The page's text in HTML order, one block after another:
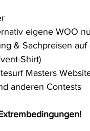
eigene WOO
& Sachpreisen
Shirt)
Masters
anderen Contests